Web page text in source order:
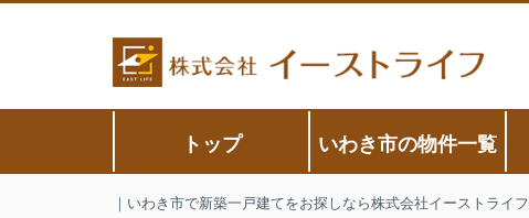
トップ いわき市の物件一覧
｜いわき市で新築一戸建てをお探しなら株式会社イーストライフ